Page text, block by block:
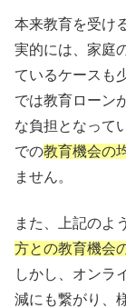
本来教育を受け
実的には、家庭
ているケースも
では教育ローン
な負担となって
での教育機会の
ません。
また、上記のよ
方との教育機会
しかし、オンラ
減にも繋がり、